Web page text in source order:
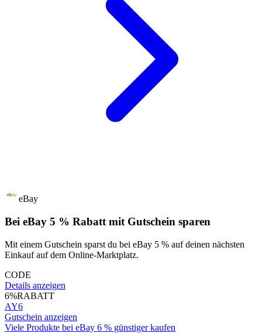
eBay
Bei eBay 5 % Rabatt mit Gutschein sparen
Mit einem Gutschein sparst du bei eBay 5 % auf deinen nächsten
Einkauf auf dem Online-Marktplatz.
CODE
Details anzeigen
6%RABATT
AY6
Gutschein anzeigen
Viele Produkte bei eBay 6 % günstiger kaufen